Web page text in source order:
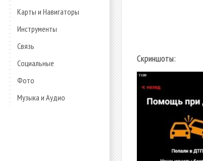
Карты и Навигаторы
Инструменты
Связь
Социальные
Фото
Музыка и Аудио
Скриншоты: